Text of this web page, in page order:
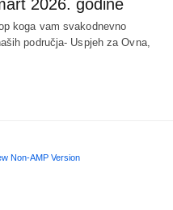
2026. godine
koga vam svakodnevno
područja- Uspjeh za Ovna,
Non-AMP Version